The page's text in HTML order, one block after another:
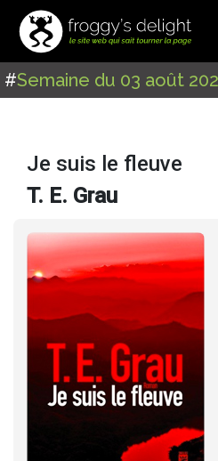
#Semaine du 03 août
Je suis le fleuve
T. E. Grau